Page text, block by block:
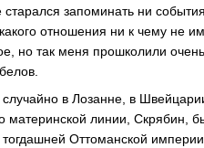
старался запоминать ни
отношения ни к чему не
но так меня прошколили
в Лозанне, в
материнской линии, Скрябин,
тогдашней Оттоманской